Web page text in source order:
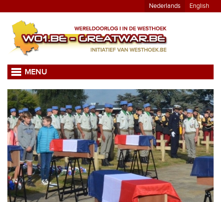
Nederlands English
MENU